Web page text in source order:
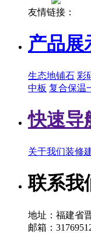
友情链接：
产品展
生态地铺石 彩
中板 复合保温
快速导
关于我们装修
联系我
地址：福建省
邮箱：